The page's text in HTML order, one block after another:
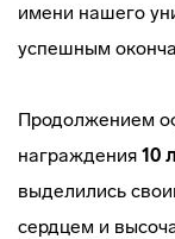
имени нашего
успешным
Продолжением
награждения 10
выделились
сердцем и